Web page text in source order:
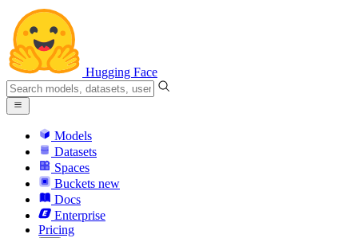
Hugging Face
Models
Datasets
Spaces
Buckets new
Docs
Enterprise
Pricing